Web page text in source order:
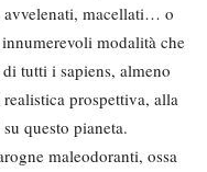
macellati… o
modalità che
tutti i sapiens, almeno
prospettiva, alla
questo pianeta.
maleodoranti, ossa